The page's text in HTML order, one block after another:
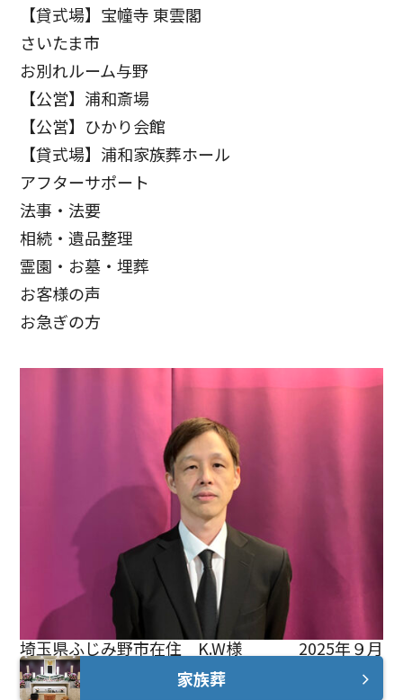
【貸式場】宝幢寺 東雲閣
さいたま市
お別れルーム与野
【公営】浦和斎場
【公営】ひかり会館
【貸式場】浦和家族葬ホール
アフターサポート
法事・法要
相続・遺品整理
霊園・お墓・埋葬
お客様の声
お急ぎの方
お客様からたくさんの感謝の声をいただきました
埼玉県ふじみ野市在住 K.W様
2025年９月
家族葬